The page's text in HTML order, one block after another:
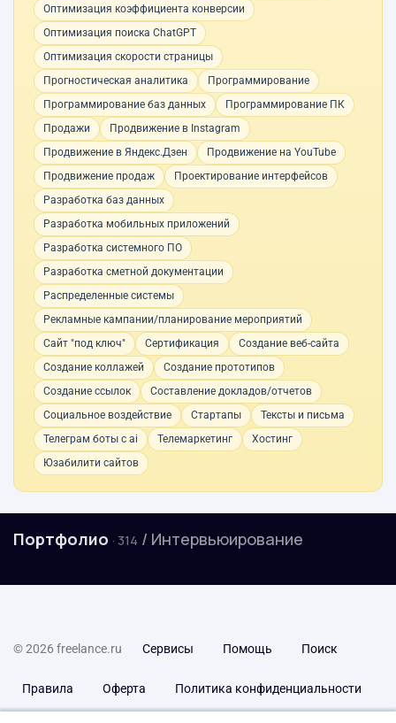
Оптимизация коэффициента конверсии
Оптимизация поиска ChatGPT
Оптимизация скорости страницы
Прогностическая аналитика
Программирование
Программирование баз данных
Программирование ПК
Продажи
Продвижение в Instagram
Продвижение в Яндекс.Дзен
Продвижение на YouTube
Продвижение продаж
Проектирование интерфейсов
Разработка баз данных
Разработка мобильных приложений
Разработка системного ПО
Разработка сметной документации
Распределенные системы
Рекламные кампании/планирование мероприятий
Сайт "под ключ"
Сертификация
Создание веб-сайта
Создание коллажей
Создание прототипов
Создание ссылок
Составление докладов/отчетов
Социальное воздействие
Стартапы
Тексты и письма
Телеграм боты с ai
Телемаркетинг
Хостинг
Юзабилити сайтов
Портфолио · 314 / Интервьюирование
© 2026 freelance.ru Сервисы Помощь Поиск
Правила Оферта Политика конфиденциальности